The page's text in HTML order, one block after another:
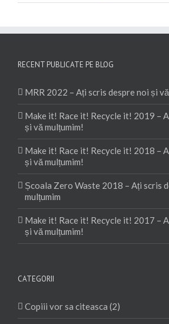
RECENT PUBLICATE PE BLOG
MRR 2022 – Ați scris despre noi și
Make it! Race it! Recycle it! 2019 –
și vă mulțumim!
Make it! Race it! Recycle it! 2018 –
și vă mulțumim!
Școala Zero Waste 2018 – Ați scris
mulțumim
Make it! Race it! Recycle it! 2017 –
și vă mulțumim!
CATEGORII
Copiii vor sa citeasca (2)